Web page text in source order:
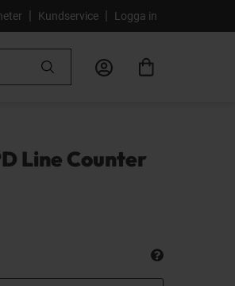
| Kundservice | Logga in
Line Counter